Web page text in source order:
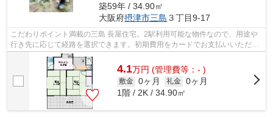
築59年 / 34.90㎡
大阪府摂津市三島 ３丁目9-17
こだわりポイント満載の三島 長屋住宅。2駅利用可能な物件なので、用途や
行き先に応じて経路を選択できます。初期費用をカードでお支払いいただけ
るので、カードで決済したい方にもお...
4.1万円 (管理費等：- )
敷金 0ヶ月 礼金 0ヶ月
1階 / 2K / 34.90㎡